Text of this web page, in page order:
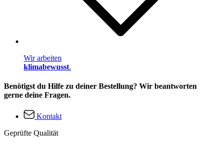
Wir arbeiten
klimabewusst.
Benötigst du Hilfe zu deiner Bestellung? Wir beantworten
gerne deine Fragen.
Kontakt
Geprüfte Qualität